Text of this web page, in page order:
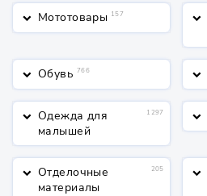
keyboard_arrow_down Мототовары 157 keyboard_arrow_down
keyboard_arrow_down Обувь 766 keyboard_arrow_down
keyboard_arrow_down Одежда для
малышей
1297 keyboard_arrow_down
keyboard_arrow_down Отделочные
материалы
205 keyboard_arrow_down